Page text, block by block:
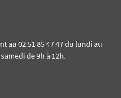
au 02 51 85 47 47 du lundi au
de 9h à 12h.